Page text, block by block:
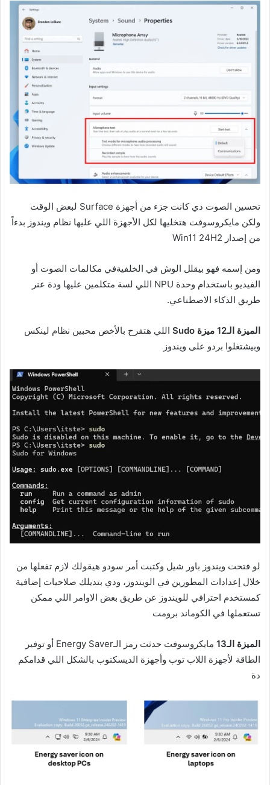
تحسين الصوت دي كانت جزء من أجهزة Surface لبعض الوقت
ولكن مايكروسوفت هتخليها لكل الأجهزة اللي عليها نظام ويندوز بدءاً
من إصدار Win11 24H2
ومن إسمه فهو بيقلل الوش في الخلفيةفي مكالمات الصوت أو
الفيديو باستخدام وحدة NPU اللي لسة متكلمين عليها
ودة عنر
طريق الذكاء الاصطناعي.
الميزة الـ12 ميزة Sudo
اللي هتفرح بالأخص محبين نظام لينكس
وبيشتغلوا بردو على ويندوز
لو فتحت ويندوز باور شيل وكتبت أمر سودو هيقولك لازم تفعلها من
خلال إعدادات المطورين في الويندوز، ودي بتديلك صلاحيات إضافية
كمستخدم احترافي للويندوز عن طريق بعض الاوامر اللي ممكن
تستعملها في الكوماند برومت
الميزة الـ13
مايكروسوفت حدثت رمز الـEnergy Saver أو توفير
الطاقة لأجهزة اللاب توب وأجهزة الديسكتوب بالشكل اللي قدامكم
دة